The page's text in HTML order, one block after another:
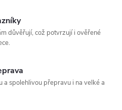
důvěřují, což potvrzují i ověřené
a spolehlivou přepravu i na velké a